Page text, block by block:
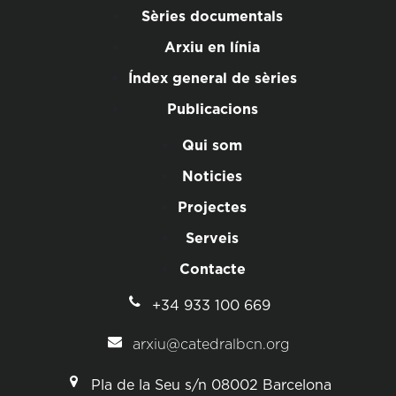
Sèries documentals
Arxiu en línia
Índex general de sèries
Publicacions
Qui som
Noticies
Projectes
Serveis
Contacte
+34 933 100 669
arxiu@catedralbcn.org
Pla de la Seu s/n 08002 Barcelona